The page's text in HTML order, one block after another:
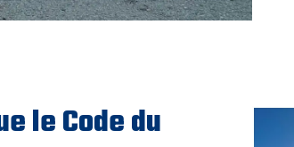
le Code du